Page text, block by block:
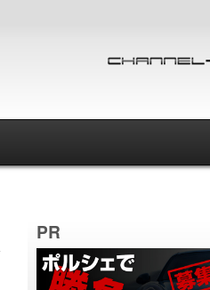
PR